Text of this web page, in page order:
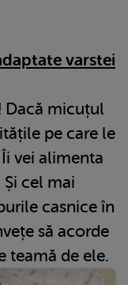
varstei
Dacă micuțul
pe care le
vei alimenta
cel mai
casnice în
să acorde
teamă de ele.